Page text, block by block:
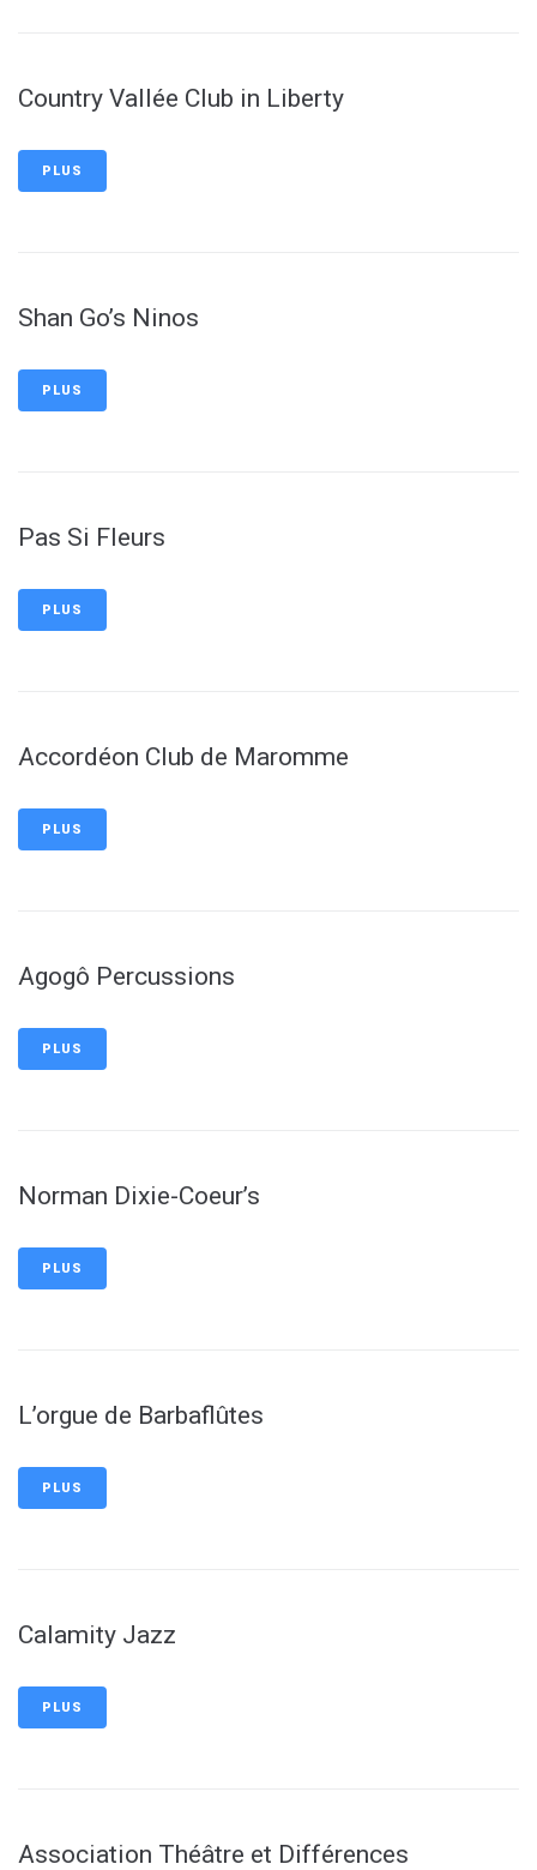
Country Vallée Club in Liberty
PLUS
Shan Go’s Ninos
PLUS
Pas Si Fleurs
PLUS
Accordéon Club de Maromme
PLUS
Agogô Percussions
PLUS
Norman Dixie-Coeur’s
PLUS
L’orgue de Barbaflûtes
PLUS
Calamity Jazz
PLUS
Association Théâtre et Différences